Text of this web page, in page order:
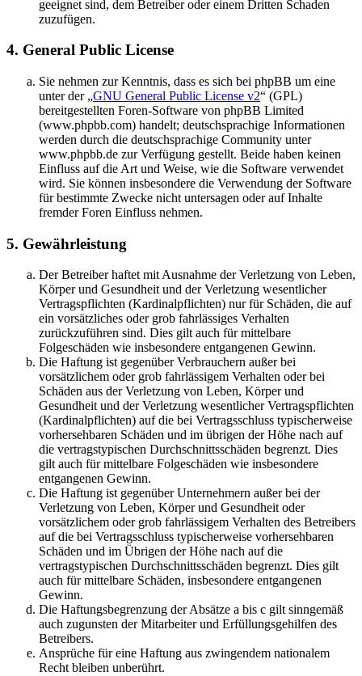
geeignet sind, dem Betreiber oder einem Dritten Schaden
zuzufügen.
4. General Public License
Sie nehmen zur Kenntnis, dass es sich bei phpBB um eine
unter der „GNU General Public License v2“ (GPL)
bereitgestellten Foren-Software von phpBB Limited
(www.phpbb.com) handelt; deutschsprachige Informationen
werden durch die deutschsprachige Community unter
www.phpbb.de zur Verfügung gestellt. Beide haben keinen
Einfluss auf die Art und Weise, wie die Software verwendet
wird. Sie können insbesondere die Verwendung der Software
für bestimmte Zwecke nicht untersagen oder auf Inhalte
fremder Foren Einfluss nehmen.
5. Gewährleistung
Der Betreiber haftet mit Ausnahme der Verletzung von Leben,
Körper und Gesundheit und der Verletzung wesentlicher
Vertragspflichten (Kardinalpflichten) nur für Schäden, die auf
ein vorsätzliches oder grob fahrlässiges Verhalten
zurückzuführen sind. Dies gilt auch für mittelbare
Folgeschäden wie insbesondere entgangenen Gewinn.
Die Haftung ist gegenüber Verbrauchern außer bei
vorsätzlichem oder grob fahrlässigem Verhalten oder bei
Schäden aus der Verletzung von Leben, Körper und
Gesundheit und der Verletzung wesentlicher Vertragspflichten
(Kardinalpflichten) auf die bei Vertragsschluss typischerweise
vorhersehbaren Schäden und im übrigen der Höhe nach auf
die vertragstypischen Durchschnittsschäden begrenzt. Dies
gilt auch für mittelbare Folgeschäden wie insbesondere
entgangenen Gewinn.
Die Haftung ist gegenüber Unternehmern außer bei der
Verletzung von Leben, Körper und Gesundheit oder
vorsätzlichem oder grob fahrlässigem Verhalten des Betreibers
auf die bei Vertragsschluss typischerweise vorhersehbaren
Schäden und im Übrigen der Höhe nach auf die
vertragstypischen Durchschnittsschäden begrenzt. Dies gilt
auch für mittelbare Schäden, insbesondere entgangenen
Gewinn.
Die Haftungsbegrenzung der Absätze a bis c gilt sinngemäß
auch zugunsten der Mitarbeiter und Erfüllungsgehilfen des
Betreibers.
Ansprüche für eine Haftung aus zwingendem nationalem
Recht bleiben unberührt.